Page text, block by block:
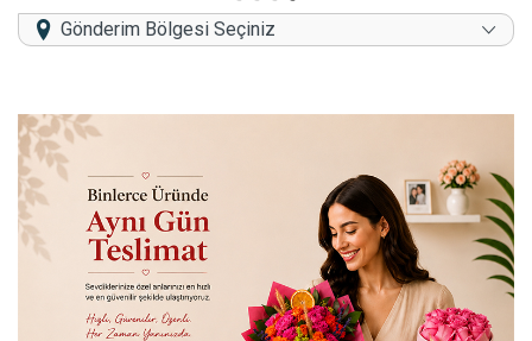
Gönderim Bölgesi Seçiniz